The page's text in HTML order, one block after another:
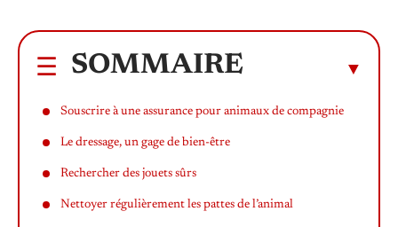
SOMMAIRE
Souscrire à une assurance pour animaux de compagnie
Le dressage, un gage de bien-être
Rechercher des jouets sûrs
Nettoyer régulièrement les pattes de l’animal